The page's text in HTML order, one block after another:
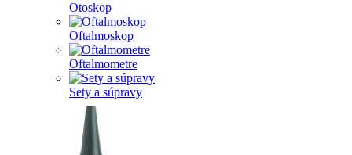
Otoskop
Oftalmoskop
Oftalmometre
Sety a súpravy